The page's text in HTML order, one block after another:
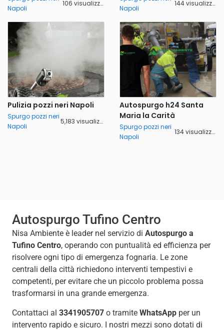
Napoli
106 visualizzazioni
Napoli
144 visualizzazioni
Pulizia pozzi neri Napoli
Spurgo pozzi neri
Napoli
5,183 visualizzazioni
Autospurgo h24 Santa
Maria la Carità
Spurgo pozzi neri
Napoli
134 visualizzazioni
Autospurgo Tufino Centro
Nisa Ambiente è leader nel servizio di Autospurgo a
Tufino Centro, operando con puntualità ed efficienza per
risolvere ogni tipo di emergenza fognaria. Le zone
centrali della città richiedono interventi tempestivi e
competenti, per evitare che un piccolo problema possa
trasformarsi in una grande emergenza.
Contattaci al 3341905707 o tramite WhatsApp per un
intervento rapido e sicuro. I nostri mezzi sono dotati di